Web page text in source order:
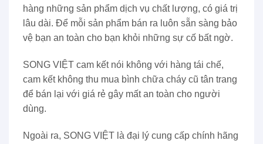
hàng những sản phẩm dịch vụ chất lượng, có giá trị
lâu dài. Để mỗi sản phẩm bán ra luôn sẵn sàng bảo
vệ bạn an toàn cho bạn khỏi những sự cố bất ngờ.
SONG VIỆT cam kết nói không với hàng tái chế,
cam kết không thu mua bình chữa cháy cũ tân trang
để bán lại với giá rẻ gây mất an toàn cho người
dùng.
Ngoài ra, SONG VIỆT là đại lý cung cấp chính hãng